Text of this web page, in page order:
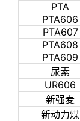
PTA
PTA606
PTA607
PTA608
PTA609
尿素
UR606
新强麦
新动力煤